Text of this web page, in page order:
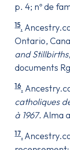
p. 4; nº de
15.
Ontario,
and
documents
16.
catholiques
à 1967. Alma
17.